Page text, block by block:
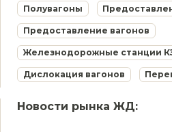
Полувагоны
Предоставление вагонов
Железнодорожные станции
Дислокация вагонов
Новости рынка ЖД: